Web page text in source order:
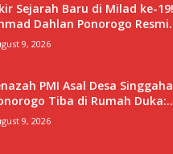
Sejarah Baru di Milad ke-19!
Dahlan Ponorogo
9, 2026
PMI Asal Desa
Tiba di Rumah
9, 2026